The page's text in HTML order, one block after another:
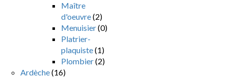
Maître
d'oeuvre(2)
Menuisier(0)
Platrier-
plaquiste(1)
Plombier(2)
Ardèche(16)